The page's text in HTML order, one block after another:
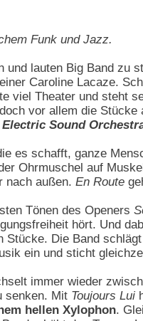
Funk und Jazz.
und lauten Big Band zu
Caroline Lacaze.
viel Theater und steht
vor allem die Stücke
Sound
es schafft, ganze
Ohrmuschel auf
nach außen. En Route
Tönen des Openers
hört. Und
Stücke. Die Band schlägt
ein und sticht
immer wieder
senken. Mit Toujours Lui
hellen Xylophon.